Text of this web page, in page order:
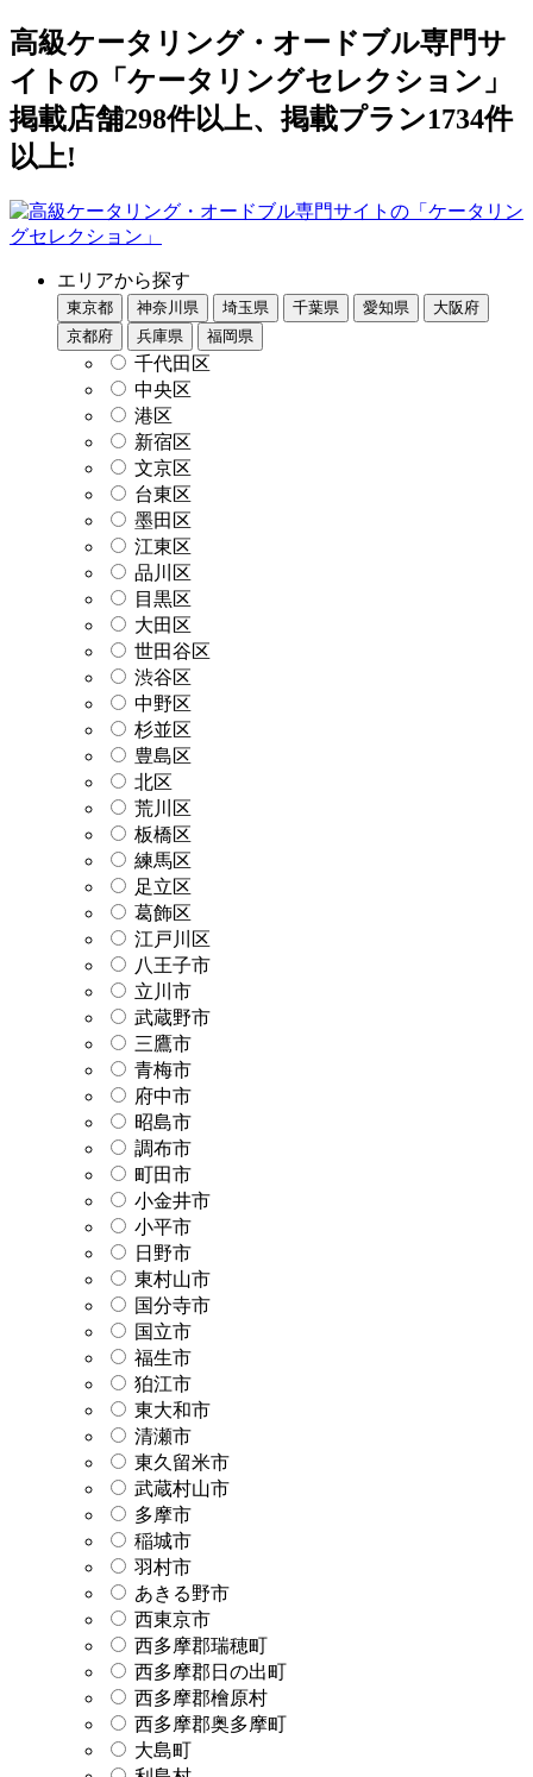
高級ケータリング・オードブル専門サ
イトの「ケータリングセレクション」
掲載店舗298件以上、掲載プラン1734件
以上!
エリアから探す
東京都 神奈川県 埼玉県 千葉県 愛知県
大阪府
京都府
兵庫県 福岡県
千代田区
中央区
港区
新宿区
文京区
台東区
墨田区
江東区
品川区
目黒区
大田区
世田谷区
渋谷区
中野区
杉並区
豊島区
北区
荒川区
板橋区
練馬区
足立区
葛飾区
江戸川区
八王子市
立川市
武蔵野市
三鷹市
青梅市
府中市
昭島市
調布市
町田市
小金井市
小平市
日野市
東村山市
国分寺市
国立市
福生市
狛江市
東大和市
清瀬市
東久留米市
武蔵村山市
多摩市
稲城市
羽村市
あきる野市
西東京市
西多摩郡瑞穂町
西多摩郡日の出町
西多摩郡檜原村
西多摩郡奥多摩町
大島町